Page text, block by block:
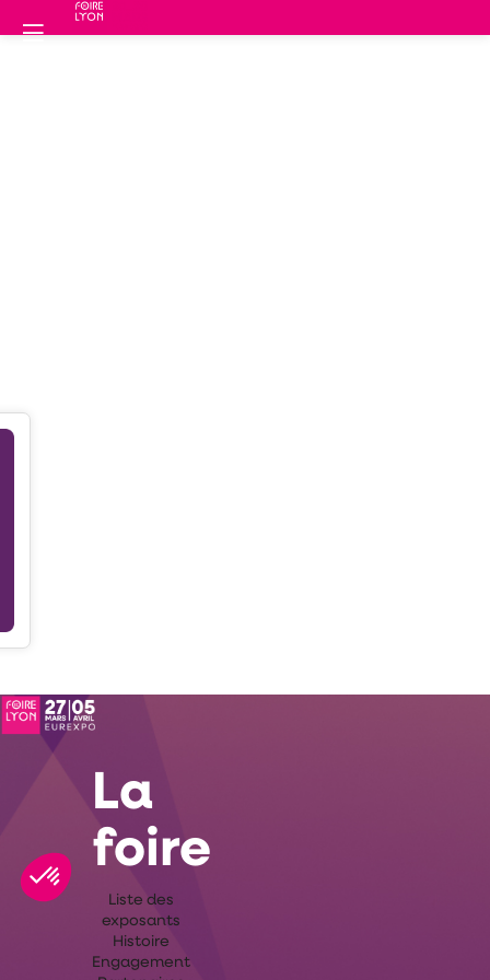
La
foire
Liste des
exposants
Histoire
Engagement